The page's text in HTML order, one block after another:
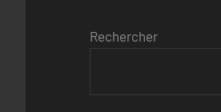
Rechercher